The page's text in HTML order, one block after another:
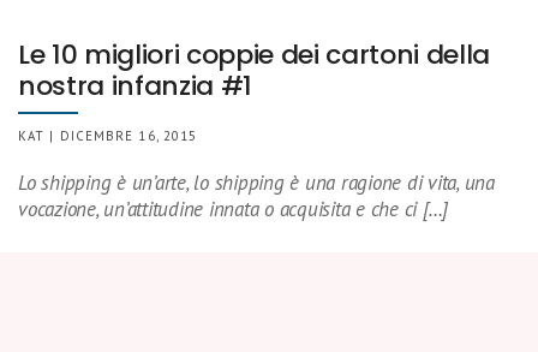
Le 10 migliori coppie dei cartoni della
nostra infanzia #1
KAT | DICEMBRE 16, 2015
Lo shipping è un’arte, lo shipping è una ragione di vita, una
vocazione, un’attitudine innata o acquisita e che ci […]